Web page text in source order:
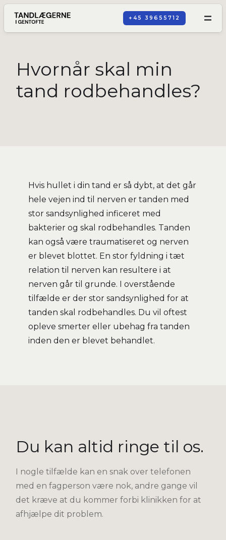
+45 39655712
Hvornår skal min
tand rodbehandles?
Hvis hullet i din tand er så dybt, at det går
hele vejen ind til nerven er tanden med
stor sandsynlighed inficeret med
bakterier og skal rodbehandles. Tanden
kan også være traumatiseret og nerven
er blevet blottet. En stor fyldning i tæt
relation til nerven kan resultere i at
nerven går til grunde. I overstående
tilfælde er der stor sandsynlighed for at
tanden skal rodbehandles. Du vil oftest
opleve smerter eller ubehag fra tanden
inden den er blevet behandlet.
Du kan altid ringe til os.
I nogle tilfælde kan en snak over telefonen
med en fagperson være nok, andre gange vil
det kræve at du kommer forbi klinikken for at
afhjælpe dit problem.